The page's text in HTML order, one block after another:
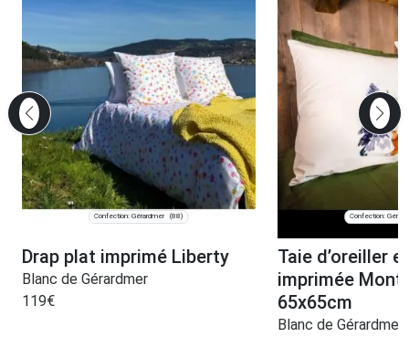
Confection: Gérardmer (88)
Drap plat imprimé Liberty
Blanc de Gérardmer
119€
Confection:
Taie d’oreiller
imprimée
65x65cm
Blanc de Gérardmer